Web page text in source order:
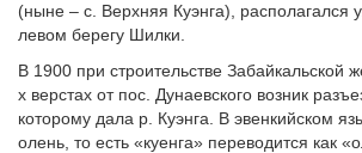
(ныне – с. Верхняя Куэнга), располагался
левом берегу Шилки.
В 1900 при строительстве Забайкальской
х верстах от пос. Дунаевского возник
которому дала р. Куэнга. В эвенкийском
олень, то есть «куенга» переводится как